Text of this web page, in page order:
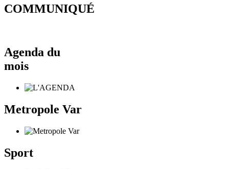
COMMUNIQUÉ
Agenda du
mois
Metropole Var
Sport